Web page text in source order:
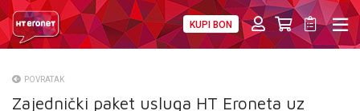
KUPI BON
O NAMA
POVRATAK
Zajednički paket usluga HT Eroneta uz